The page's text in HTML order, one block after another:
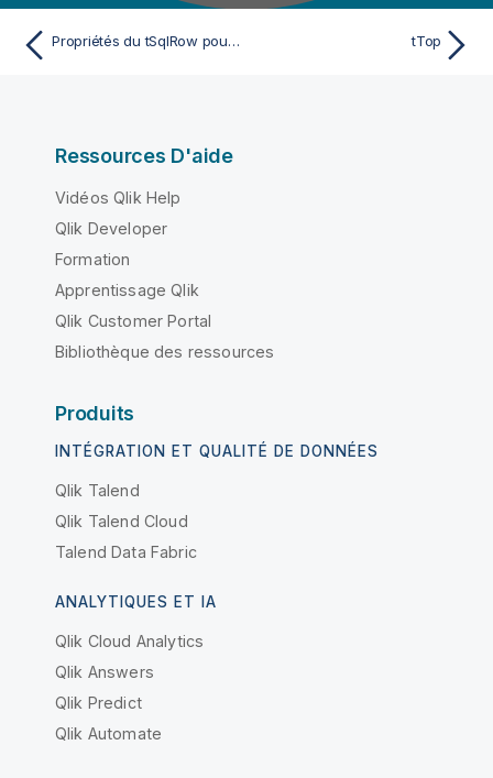
Propriétés du tSqlRow pour Apache Spark Batch tTop
Ressources D'aide
Vidéos Qlik Help
Qlik Developer
Formation
Apprentissage Qlik
Qlik Customer Portal
Bibliothèque des ressources
Produits
INTÉGRATION ET QUALITÉ DE DONNÉES
Qlik Talend
Qlik Talend Cloud
Talend Data Fabric
ANALYTIQUES ET IA
Qlik Cloud Analytics
Qlik Answers
Qlik Predict
Qlik Automate